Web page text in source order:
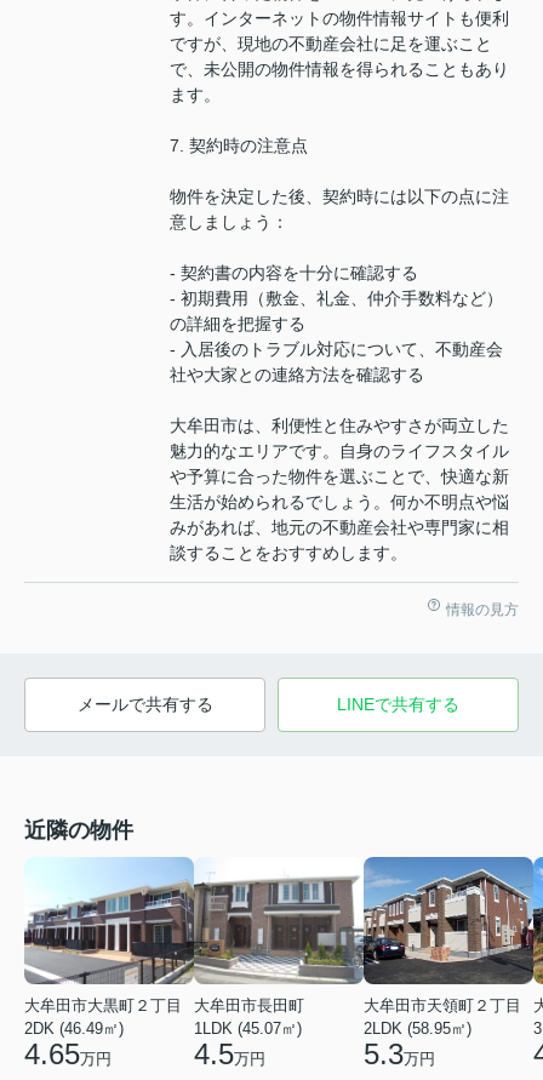
す。インターネットの物件情報サイトも便利
ですが、現地の不動産会社に足を運ぶこと
で、未公開の物件情報を得られることもあり
ます。
7. 契約時の注意点
物件を決定した後、契約時には以下の点に注
意しましょう：
- 契約書の内容を十分に確認する
- 初期費用（敷金、礼金、仲介手数料など）
の詳細を把握する
- 入居後のトラブル対応について、不動産会
社や大家との連絡方法を確認する
大牟田市は、利便性と住みやすさが両立した
魅力的なエリアです。自身のライフスタイル
や予算に合った物件を選ぶことで、快適な新
生活が始められるでしょう。何か不明点や悩
みがあれば、地元の不動産会社や専門家に相
談することをおすすめします。
情報の見方
メールで共有する LINEで共有する
近隣の物件
大牟田市大黒町２丁目
2DK (46.49㎡)
4.65万円
大牟田市長田町
1LDK (45.07㎡)
4.5万円
大牟田市天領町２丁目
2LDK (58.95㎡)
5.3万円